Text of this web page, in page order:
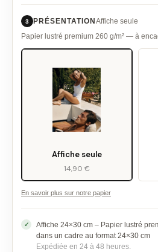
3 PRÉSENTATION Affiche seule
Papier lustré premium 260 g/m² — à
Affiche seule
14,90 €
En savoir plus sur notre papier
Affiche 24×30 cm – Papier lustré
dans un cadre au format 24×30 cm
Expédiée en 24 à 48 heures.